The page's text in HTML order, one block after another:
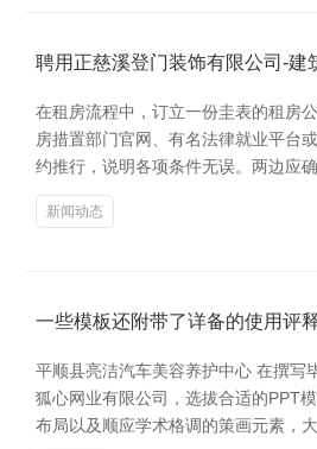
聘用正慈溪登门装饰有限公司-建
在租房流程中，订立一份圭表的租房
房措置部门官网、有名法律就业平台
约推行，说明各项条件无误。两边应
新闻动态
一些模板还附带了详备的使用评
平顺县亮洁汽车美容养护中心 在撰写
狐心网业有限公司，选拔合适的PPT
布局以及顺应学术格调的策画元素，